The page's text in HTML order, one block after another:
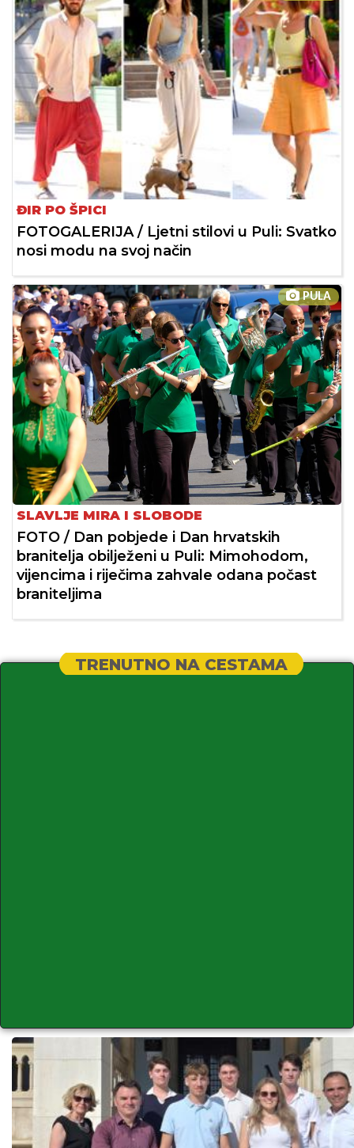
ĐIR PO ŠPICI
FOTOGALERIJA / Ljetni stilovi u Puli: Svatko
nosi modu na svoj način
PULA
SLAVLJE MIRA I SLOBODE
FOTO / Dan pobjede i Dan hrvatskih
branitelja obilježeni u Puli: Mimohodom,
vijencima i riječima zahvale odana počast
braniteljima
TRENUTNO NA CESTAMA